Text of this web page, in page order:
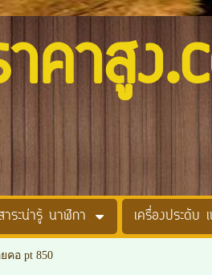
าสูง
าระน่ารู้ นาฬิกา เครื่องประดับ
คอ pt 850